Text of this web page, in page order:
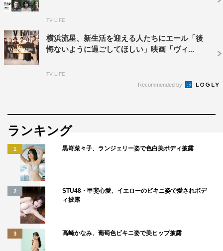
併せて本作の新ポスターも公開。新たなビジュアルには、
優と美咲を中心に、代々、霞門村の村長として絶大な権力
を誇示してきた大橋一族、優の母・君枝、借金返済のた
め、優と共にゴミ処理施設で働く龍太、内気な性格だが優
には心を開いていく美咲の弟・恵一らが集結。
彼らが集うのは、“霧”とともに本作の重要なテーマとなっ
出されてる能舞台は、撮影中にロケ地の平之荘神社の野外
能楽堂で撮影。本編の撮影終了後の深夜に撮影された、ま
る。
藤井監督は「物語の核になる『邯鄲』という能の演目が決
まってから、脚本の輪郭も固まっていきました」と明かし
ており、劇中で描かれる“能”は、本作にとって物語の根幹
を成すメタファーとなっている。“能”の舞台に集った、優
を取り巻く霞門村の村人たち。彼らが紡ぐ運命の果てにあ
るものとは。
TV LIFE
横浜流星、新生活を迎える人たちにエール「後
悔ないように過ごしてほしい」映画「ヴィ...
TV LIFE
Recommended by
ランキング
1 黒嵜菜々子、ランジェリー姿で色白美ボディ披露
2
STU48・甲斐心愛、イエローのビキニ姿で愛されボデ
ィ披露
3 高崎かなみ、葡萄色ビキニ姿で美ヒップ披露